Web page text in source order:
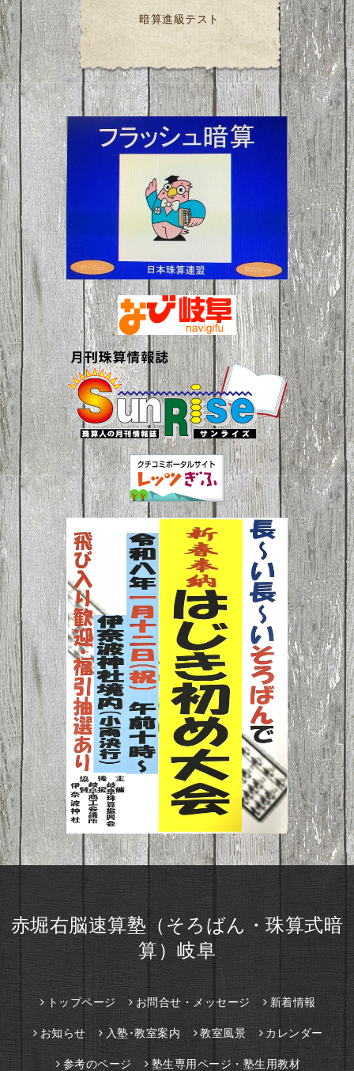
暗算進級テスト
赤堀右脳速算塾（そろばん・珠算式暗
算）岐阜
トップページ お問合せ・メッセージ 新着情報
お知らせ 入塾･教室案内 教室風景 カレンダー
参考のページ 塾生専用ページ・塾生用教材